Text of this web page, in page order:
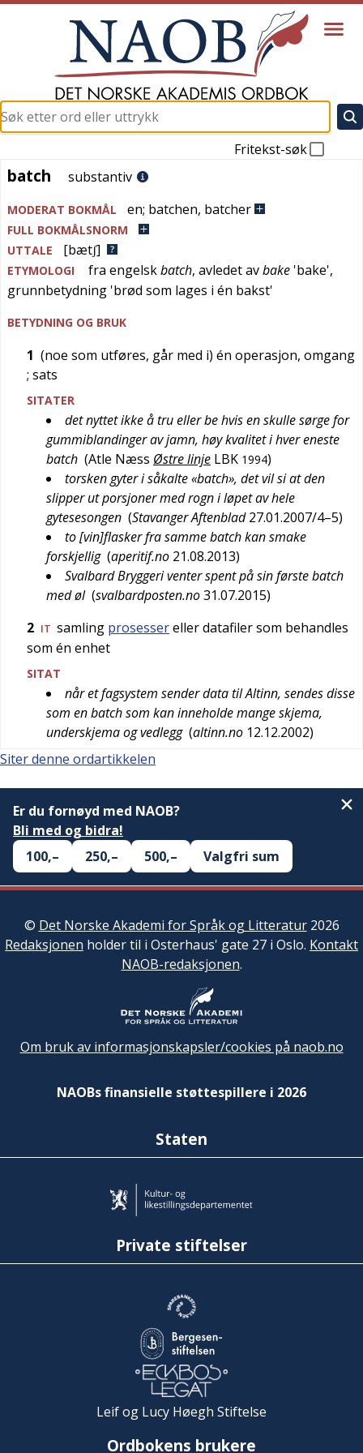
Fritekst-søk
batch
batch substantiv
MODERAT BOKMÅL en; batchen, batcher
FULL BOKMÅLSNORM
UTTALE
[bætʃ]
ETYMOLOGI fra engelskbatch, avledet avbake 'bake',
grunnbetydning 'brød som lages i én bakst'
BETYDNING OG BRUK
1 (noe som utføres, går med i) én operasjon, omgang
; sats
SITATER
det nyttet ikke å tru eller be hvis en skulle sørge for
gummiblandinger av jamn, høy kvalitet i hver eneste
batch (Atle Næss Østre linje LBK 1994)
torsken gyter i såkalte «batch», det vil si at den
slipper ut porsjoner med rogn i løpet av hele
gytesesongen (Stavanger Aftenblad 27.01.2007/4–5)
to [vin]flasker fra samme batch kan smake
forskjellig (aperitif.no 21.08.2013)
Svalbard Bryggeri venter spent på sin første batch
med øl (svalbardposten.no31.07.2015)
2 IT samling prosessereller datafiler som behandles
som én enhet
SITAT
når et fagsystem sender data til Altinn, sendes disse
som en batch som kan inneholde mange skjema,
underskjema og vedlegg (altinn.no 12.12.2002)
Siter denne ordartikkelen
Er du fornøyd med NAOB?
Bli med og bidra!
100,–
250,– 500,– Valgfri sum
© Det Norske Akademi for Språk og Litteratur2026
Redaksjonen holder til i Osterhaus' gate 27 i Oslo. Kontakt
NAOB-redaksjonen.
Om bruk av informasjonskapsler/cookies på naob.no
NAOBs finansielle støttespillere i 2026
Staten
Private stiftelser
Leif og Lucy Høegh Stiftelse
Ordbokens brukere